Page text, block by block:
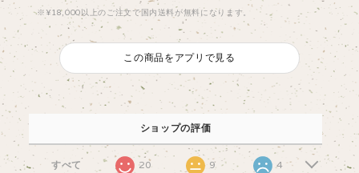
※¥18,000以上のご注文で国内送料が無料になります。
この商品をアプリで見る
ショップの評価
すべて 20 9 4